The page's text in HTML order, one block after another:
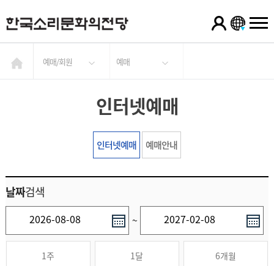
예매/회원 예매
인터넷예매
인터넷예매 예매안내
날짜검색
~
1주 1달 6개월